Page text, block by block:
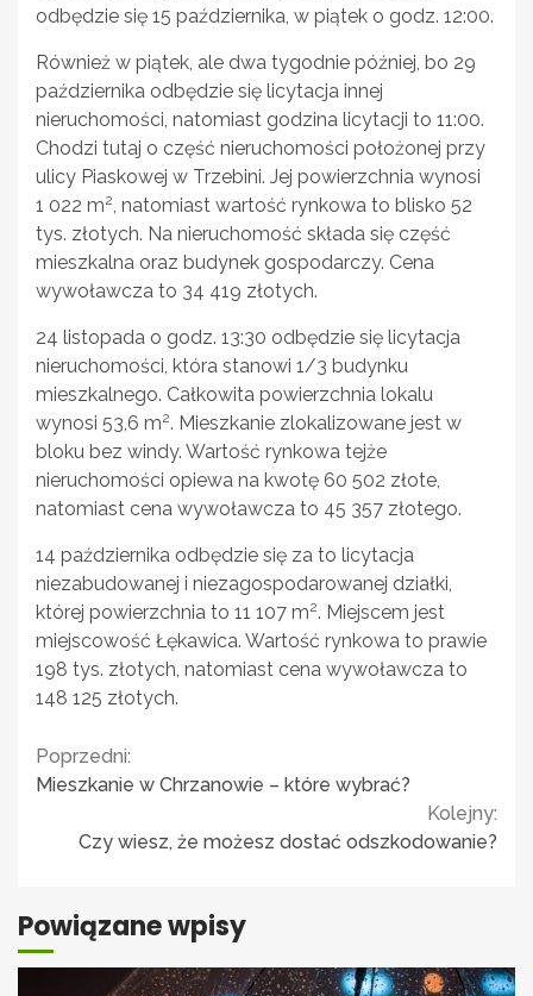
odbędzie się 15 października, w piątek o godz. 12:00.
Również w piątek, ale dwa tygodnie później, bo 29
października odbędzie się licytacja innej
nieruchomości, natomiast godzina licytacji to 11:00.
Chodzi tutaj o część nieruchomości położonej przy
ulicy Piaskowej w Trzebini. Jej powierzchnia wynosi
1 022 m2, natomiast wartość rynkowa to blisko 52
tys. złotych. Na nieruchomość składa się część
mieszkalna oraz budynek gospodarczy. Cena
wywoławcza to 34 419 złotych.
24 listopada o godz. 13:30 odbędzie się licytacja
nieruchomości, która stanowi 1/3 budynku
mieszkalnego. Całkowita powierzchnia lokalu
wynosi 53,6 m2. Mieszkanie zlokalizowane jest w
bloku bez windy. Wartość rynkowa tejże
nieruchomości opiewa na kwotę 60 502 złote,
natomiast cena wywoławcza to 45 357 złotego.
14 października odbędzie się za to licytacja
niezabudowanej i niezagospodarowanej działki,
której powierzchnia to 11 107 m2. Miejscem jest
miejscowość Łękawica. Wartość rynkowa to prawie
198 tys. złotych, natomiast cena wywoławcza to
148 125 złotych.
Continue
Poprzedni:
Mieszkanie w Chrzanowie – które wybrać?
Kolejny:
Czy wiesz, że możesz dostać odszkodowanie?
Powiązane wpisy